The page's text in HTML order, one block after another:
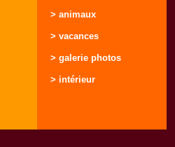
> animaux
> vacances
> galerie photos
> intérieur